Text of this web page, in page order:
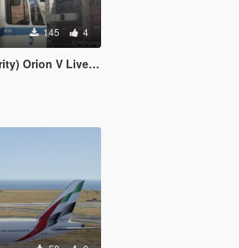
145 4
V Livery Pack